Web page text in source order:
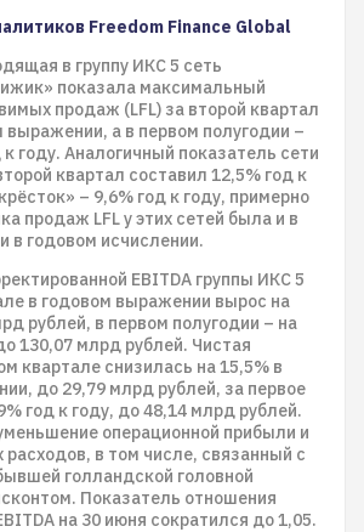
Freedom Finance Global
в группу ИКС 5 сеть
показала максимальный
продаж (LFL) за второй квартал
выражении, а в первом полугодии –
к году. Аналогичный показатель сети
квартал составил 12,5% год к
– 9,6% год к году, примерно
продаж LFL у этих сетей была и в
в годовом исчислении.
EBITDA группы ИКС 5
в годовом выражении вырос на
рублей, в первом полугодии – на
130,07 млрд рублей. Чистая
квартале снизилась на 15,5% в
до 29,79 млрд рублей, за первое
год к году, до 48,14 млрд рублей.
операционной прибыли и
в том числе, связанный с
голландской головной
Показатель отношения
на 30 июня сократился до 1,05.